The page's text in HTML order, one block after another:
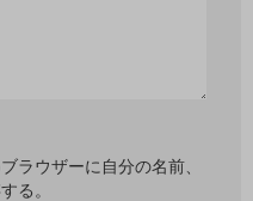
ラウザーに自分の名前、
る。